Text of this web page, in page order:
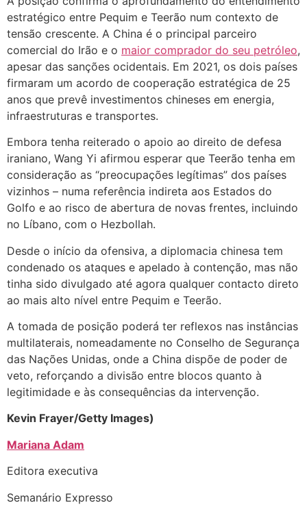
estratégico entre Pequim e Teerão num contexto de
tensão crescente. A China é o principal parceiro
comercial do Irão e o maior comprador do seu petróleo,
apesar das sanções ocidentais. Em 2021, os dois países
firmaram um acordo de cooperação estratégica de 25
anos que prevê investimentos chineses em energia,
infraestruturas e transportes.
Embora tenha reiterado o apoio ao direito de defesa
iraniano, Wang Yi afirmou esperar que Teerão tenha em
consideração as “preocupações legítimas” dos países
vizinhos – numa referência indireta aos Estados do
Golfo e ao risco de abertura de novas frentes, incluindo
no Líbano, com o Hezbollah.
Desde o início da ofensiva, a diplomacia chinesa tem
condenado os ataques e apelado à contenção, mas não
tinha sido divulgado até agora qualquer contacto direto
ao mais alto nível entre Pequim e Teerão.
A tomada de posição poderá ter reflexos nas instâncias
multilaterais, nomeadamente no Conselho de Segurança
das Nações Unidas, onde a China dispõe de poder de
veto, reforçando a divisão entre blocos quanto à
legitimidade e às consequências da intervenção.
Kevin Frayer/Getty Images)
Mariana Adam
Editora executiva
Semanário Expresso